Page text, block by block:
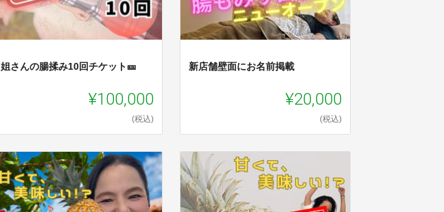
姐さんの腸揉み10回チケット🎫
¥100,000
(税込)
新店舗壁面にお名前掲載
¥20,000
(税込)